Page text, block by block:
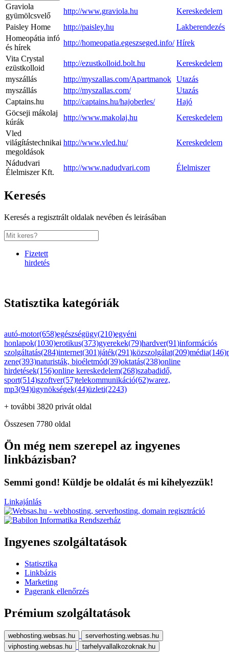
Graviola
gyümölcsvelő
http://www.graviola.hu
Kereskedelem
Paisley Home
http://paisley.hu
Lakberendezés
Homeopátia infó
és hírek
http://homeopatia.egeszseged.info/ Hírek
Vita Crystal
ezüstkolloid
http://ezustkolloid.bolt.hu
Kereskedelem
myszállás
http://myszallas.com/Apartmanok Utazás
myszállás
http://myszallas.com/
Utazás
Captains.hu
http://captains.hu/hajoberles/
Hajó
Göcseji mákolaj
kúrák
http://www.makolaj.hu
Kereskedelem
Vled
világítástechnikai
megoldások
http://www.vled.hu/ Kereskedelem
Nádudvari
Élelmiszer Kft.
http://www.nadudvari.com Élelmiszer
Keresés
Keresés a regisztrált oldalak nevében és leirásában
Fizetett
hirdetés
Statisztika kategóriák
autó-motor(658)egészségügy(210)egyéni
honlapok(1030)erotikus(373)gyerekek(79)hardver(91)információs
szolgáltatás(284)internet(301)játék(291)közszolgálat(209)média(146)
zene(393)naturisták, bioéletmód(39)oktatás(238)online
hirdetések(156)online kereskedelem(268)szabadidő,
sport(514)szoftver(57)telekommunikáció(62)warez,
mp3(94)ügynökségek(44)üzleti(2243)
+ további 3820 privát oldal
Összesen 7780 oldal
Ön még nem szerepel az ingyenes
linkbázisban?
Semmi gond! Küldje be oldalát és mi kihelyezzük!
Linkajánlás
Ingyenes szolgáltatások
Statisztika
Linkbázis
Marketing
Pagerank ellenőrzés
Prémium szolgáltatások
webhosting.websas.hu
serverhosting.websas.hu
viphosting.websas.hu
tarhelyvallalkozoknak.hu